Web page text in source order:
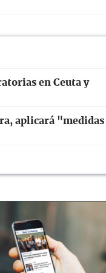
en Ceuta y
aplicará "medidas